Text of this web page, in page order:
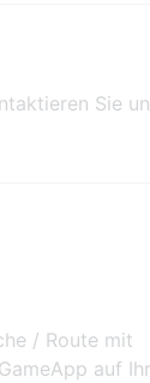
Sie
/ Route mit
auf